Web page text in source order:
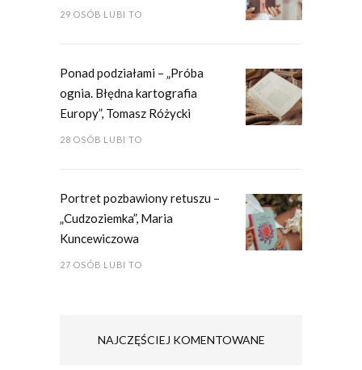
29 OSÓB LUBI TO
Ponad podziałami – „Próba
ognia. Błędna kartografia
Europy”, Tomasz Różycki
28 OSÓB LUBI TO
Portret pozbawiony retuszu –
„Cudzoziemka”, Maria
Kuncewiczowa
27 OSÓB LUBI TO
NAJCZĘŚCIEJ KOMENTOWANE